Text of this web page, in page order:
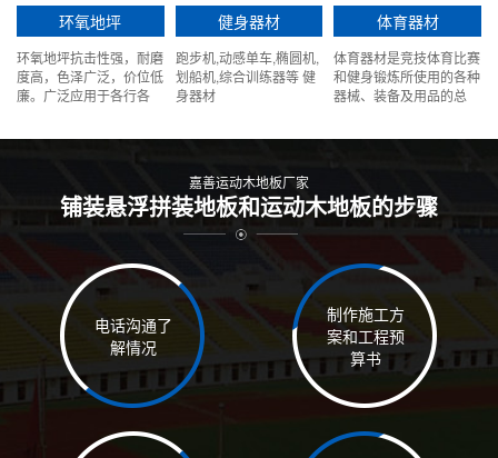
围挡假草坪。
行、地铁以及所有运动场
板其优质的品质更是受到
广泛好评！
环氧地坪
环氧地坪抗击性强，耐磨
度高，色泽广泛，价位低
廉。广泛应用于各行各
健身器材
跑步机,动感单车,椭圆机,
划船机,综合训练器等 健
身器材
体育器材
体育器材是竞技体育比赛
和健身锻炼所使用的各种
器械、装备及用品的总
嘉善运动木地板厂家
铺装悬浮拼装地板和运动木地板的步骤
电话沟通了
解情况
制作施工方
案和工程预
算书